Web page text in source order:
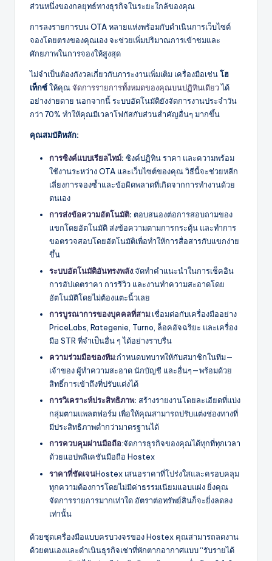
ส่วนหนึ่งของกลยุทธ์ทางธุรกิจในระยะใกล้ของคุณ
การลงรายการบน OTA หลายแห่งพร้อมกับดำเนินการเว็บไซต์
จองโดยตรงของคุณเอง จะช่วยเพิ่มปริมาณการเข้าชมและ
ศักยภาพในการจองให้สูงสุด
ไม่จำเป็นต้องกังวลเกี่ยวกับภาระงานเพิ่มเติม เครื่องมือเช่นโฮ
เท็กซ์ให้คุณจัดการรายการทั้งหมดของคุณบนปฏิทินเดียวได้
อย่างง่ายดาย นอกจากนี้ ระบบอัตโนมัติยังจัดการงานประจำวัน
กว่า 70% ทำให้คุณมีเวลาโฟกัสกับส่วนสำคัญอื่นๆ มากขึ้น
คุณสมบัติหลัก:
การซิงค์แบบเรียลไทม์: ซิงค์ปฏิทิน ราคา และความพร้อม
ใช้งานระหว่าง OTA และเว็บไซต์ของคุณ วิธีนี้จะช่วยหลีก
เลี่ยงการจองซ้ำและข้อผิดพลาดที่เกิดจากการทำงานด้วย
ตนเอง
การส่งข้อความอัตโนมัติ: ตอบสนองต่อการสอบถามของ
แขกโดยอัตโนมัติ ส่งข้อความตามการกระตุ้น และทำการ
ขอตรวจสอบโดยอัตโนมัติเพื่อทำให้การสื่อสารกับแขกง่าย
ขึ้น
ระบบอัตโนมัติอันทรงพลัง:จัดทำคำแนะนำในการเช็คอิน
การอัปเดตราคา การรีวิว และงานทำความสะอาดโดย
อัตโนมัติโดยไม่ต้องแตะนิ้วเลย
การบูรณาการของบุคคลที่สาม:เชื่อมต่อกับเครื่องมืออย่าง
PriceLabs, Rategenie, Turno, ล็อคอัจฉริยะ และเครื่อง
มือ STR ที่จำเป็นอื่น ๆ ได้อย่างราบรื่น
ความร่วมมือของทีม:กำหนดบทบาทให้กับสมาชิกในทีม—
เจ้าของ ผู้ทำความสะอาด นักบัญชี และอื่นๆ—พร้อมด้วย
สิทธิ์การเข้าถึงที่ปรับแต่งได้
การวิเคราะห์ประสิทธิภาพ: สร้างรายงานโดยละเอียดที่แบ่ง
กลุ่มตามแพลตฟอร์ม เพื่อให้คุณสามารถปรับแต่งช่องทางที่
มีประสิทธิภาพต่ำกว่ามาตรฐานได้
การควบคุมผ่านมือถือ:จัดการธุรกิจของคุณได้ทุกที่ทุกเวลา
ด้วยแอปพลิเคชันมือถือ Hostex
ราคาที่ชัดเจนHostex เสนอราคาที่โปร่งใสและครอบคลุม
ทุกความต้องการโดยไม่มีค่าธรรมเนียมแอบแฝง ยิ่งคุณ
จัดการรายการมากเท่าใด อัตราต่อทรัพย์สินก็จะยิ่งลดลง
เท่านั้น
ด้วยชุดเครื่องมือแบบครบวงจรของ Hostex คุณสามารถลดงาน
ด้วยตนเองและดำเนินธุรกิจเช่าที่พักตากอากาศแบบ “รับรายได้